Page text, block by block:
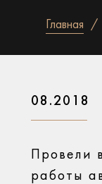
Главная
08.2018
Провели
работы